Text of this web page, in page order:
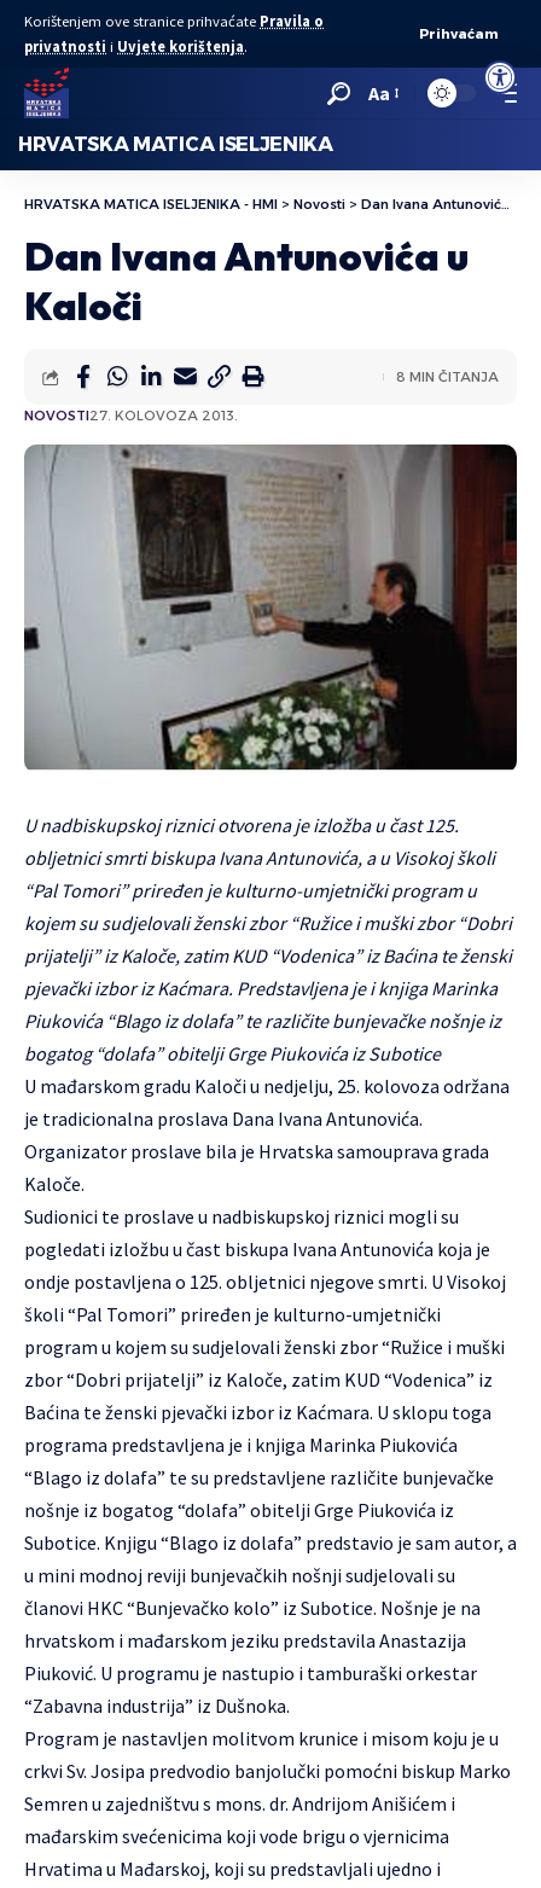
Open
Korištenjem ove stranice prihvaćate Pravila o
privatnosti i Uvjete korištenja.
Prihvaćam
Aa
HRVATSKA MATICA ISELJENIKA
HRVATSKA MATICA ISELJENIKA - HMI > Novosti > Dan Ivana Antunovića u Kaloči
Dan Ivana Antunovića u
Kaloči
NOVOSTI27. KOLOVOZA 2013.
8 MIN ČITANJA
U nadbiskupskoj riznici otvorena je izložba u čast 125.
obljetnici smrti biskupa Ivana Antunovića, a u Visokoj školi
“Pal Tomori” priređen je kulturno-umjetnički program u
kojem su sudjelovali ženski zbor “Ružice i muški zbor “Dobri
prijatelji” iz Kaloče, zatim KUD “Vodenica” iz Baćina te ženski
pjevački izbor iz Kaćmara. Predstavljena je i knjiga Marinka
Piukovića “Blago iz dolafa” te različite bunjevačke nošnje iz
bogatog “dolafa” obitelji Grge Piukovića iz Subotice
U mađarskom gradu Kaloči u nedjelju, 25. kolovoza održana
je tradicionalna proslava Dana Ivana Antunovića.
Organizator proslave bila je Hrvatska samouprava grada
Kaloče.
Sudionici te proslave u nadbiskupskoj riznici mogli su
pogledati izložbu u čast biskupa Ivana Antunovića koja je
ondje postavljena o 125. obljetnici njegove smrti. U Visokoj
školi “Pal Tomori” priređen je kulturno-umjetnički
program u kojem su sudjelovali ženski zbor “Ružice i muški
zbor “Dobri prijatelji” iz Kaloče, zatim KUD “Vodenica” iz
Baćina te ženski pjevački izbor iz Kaćmara. U sklopu toga
programa predstavljena je i knjiga Marinka Piukovića
“Blago iz dolafa” te su predstavljene različite bunjevačke
nošnje iz bogatog “dolafa” obitelji Grge Piukovića iz
Subotice. Knjigu “Blago iz dolafa” predstavio je sam autor, a
u mini modnoj reviji bunjevačkih nošnji sudjelovali su
članovi HKC “Bunjevačko kolo” iz Subotice. Nošnje je na
hrvatskom i mađarskom jeziku predstavila Anastazija
Piuković. U programu je nastupio i tamburaški orkestar
“Zabavna industrija” iz Dušnoka.
Program je nastavljen molitvom krunice i misom koju je u
crkvi Sv. Josipa predvodio banjolučki pomoćni biskup Marko
Semren u zajedništvu s mons. dr. Andrijom Anišićem i
mađarskim svećenicima koji vode brigu o vjernicima
Hrvatima u Mađarskoj, koji su predstavljali ujedno i